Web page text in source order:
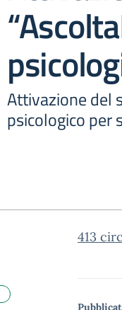
Attivazione del
psicologico per
413